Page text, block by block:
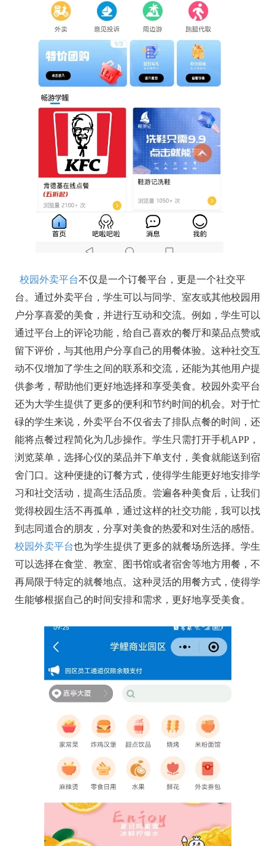
校园外卖平台不仅是一个订餐平台，更是一个社交平
台。通过外卖平台，学生可以与同学、室友或其他校园用
户分享喜爱的美食，并进行互动和交流。例如，学生可以
通过平台上的评论功能，给自己喜欢的餐厅和菜品点赞或
留下评价，与其他用户分享自己的用餐体验。这种社交互
动不仅增加了学生之间的联系和交流，还能为其他用户提
供参考，帮助他们更好地选择和享受美食。校园外卖平台
还为大学生提供了更多的便利和节约时间的机会。对于忙
碌的学生来说，外卖平台不仅省去了排队点餐的时间，还
能将点餐过程简化为几步操作。学生只需打开手机APP，
浏览菜单，选择心仪的菜品并下单支付，美食就能送到宿
舍门口。这种便捷的订餐方式，使得学生能更好地安排学
习和社交活动，提高生活品质。尝遍各种美食后，让我们
觉得校园生活不再孤单，通过这样的社交功能，我可以找
到志同道合的朋友，分享对美食的热爱和对生活的感悟。
校园外卖平台也为学生提供了更多的就餐场所选择。学生
可以选择在食堂、教室、图书馆或者宿舍等地方用餐，不
再局限于特定的就餐地点。这种灵活的用餐方式，使得学
生能够根据自己的时间安排和需求，更好地享受美食。